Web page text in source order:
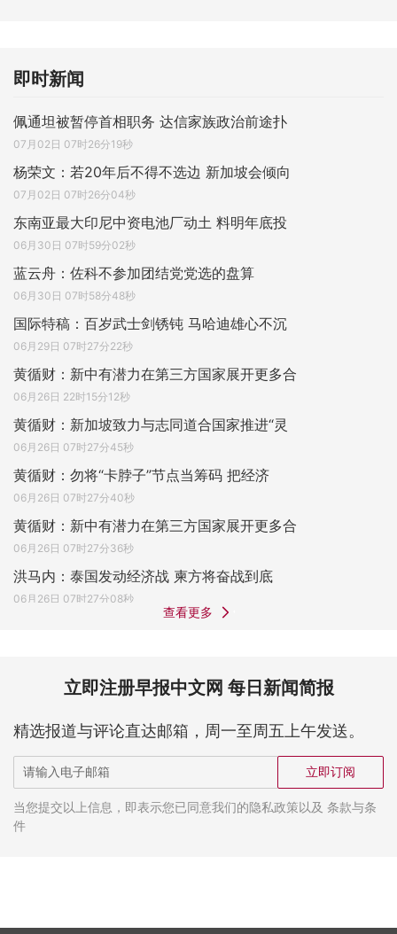
即时新闻
佩通坦被暂停首相职务 达信家族政治前途扑
07月02日 07时26分19秒
杨荣文：若20年后不得不选边 新加坡会倾向
07月02日 07时26分04秒
东南亚最大印尼中资电池厂动土 料明年底投
06月30日 07时59分02秒
蓝云舟：佐科不参加团结党党选的盘算
06月30日 07时58分48秒
国际特稿：百岁武士剑锈钝 马哈迪雄心不沉
06月29日 07时27分22秒
黄循财：新中有潜力在第三方国家展开更多合
06月26日 22时15分12秒
黄循财：新加坡致力与志同道合国家推进“灵
06月26日 07时27分45秒
黄循财：勿将“卡脖子”节点当筹码 把经济
06月26日 07时27分40秒
黄循财：新中有潜力在第三方国家展开更多合
06月26日 07时27分36秒
洪马内：泰国发动经济战 柬方将奋战到底
06月26日 07时27分08秒
查看更多
立即注册早报中文网 每日新闻简报
精选报道与评论直达邮箱，周一至周五上午发送。
立即订阅
当您提交以上信息，即表示您已同意我们的隐私政策以及 条款与条
件